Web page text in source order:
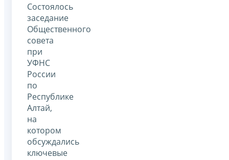
Состоялось
заседание
Общественного
совета
при
УФНС
России
по
Республике
Алтай,
на
котором
обсуждались
ключевые